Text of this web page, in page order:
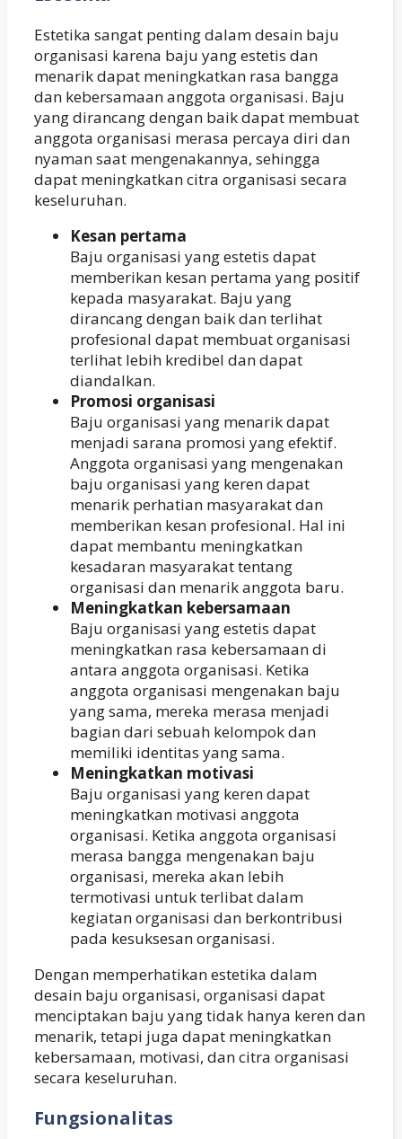
Estetika sangat penting dalam desain baju
organisasi karena baju yang estetis dan
menarik dapat meningkatkan rasa bangga
dan kebersamaan anggota organisasi. Baju
yang dirancang dengan baik dapat membuat
anggota organisasi merasa percaya diri dan
nyaman saat mengenakannya, sehingga
dapat meningkatkan citra organisasi secara
keseluruhan.
Kesan pertama
Baju organisasi yang estetis dapat
memberikan kesan pertama yang positif
kepada masyarakat. Baju yang
dirancang dengan baik dan terlihat
profesional dapat membuat organisasi
terlihat lebih kredibel dan dapat
diandalkan.
Promosi organisasi
Baju organisasi yang menarik dapat
menjadi sarana promosi yang efektif.
Anggota organisasi yang mengenakan
baju organisasi yang keren dapat
menarik perhatian masyarakat dan
memberikan kesan profesional. Hal ini
dapat membantu meningkatkan
kesadaran masyarakat tentang
organisasi dan menarik anggota baru.
Meningkatkan kebersamaan
Baju organisasi yang estetis dapat
meningkatkan rasa kebersamaan di
antara anggota organisasi. Ketika
anggota organisasi mengenakan baju
yang sama, mereka merasa menjadi
bagian dari sebuah kelompok dan
memiliki identitas yang sama.
Meningkatkan motivasi
Baju organisasi yang keren dapat
meningkatkan motivasi anggota
organisasi. Ketika anggota organisasi
merasa bangga mengenakan baju
organisasi, mereka akan lebih
termotivasi untuk terlibat dalam
kegiatan organisasi dan berkontribusi
pada kesuksesan organisasi.
Dengan memperhatikan estetika dalam
desain baju organisasi, organisasi dapat
menciptakan baju yang tidak hanya keren dan
menarik, tetapi juga dapat meningkatkan
kebersamaan, motivasi, dan citra organisasi
secara keseluruhan.
Fungsionalitas